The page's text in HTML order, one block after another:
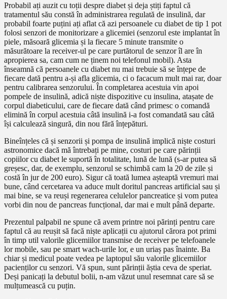
Probabil ați auzit cu toții despre diabet și deja știți faptul că
tratamentul său constă în administrarea regulată de insulină, dar
probabil foarte puțini ați aflat că azi persoanele cu diabet de tip 1 pot
folosi senzori de monitorizare a glicemiei (senzorul este implantat în
piele, măsoară glicemia și la fiecare 5 minute transmite o
măsurătoare la receiver-ul pe care purtătorul de senzor îl are în
apropierea sa, cam cum ne ținem noi telefonul mobil). Asta
înseamnă că persoanele cu diabet nu mai trebuie să se înțepe de
fiecare dată pentru a-și afla glicemia, ci o facacum mult mai rar, doar
pentru calibrarea senzorului. În completarea acestuia vin apoi
pompele de insulină, adică niște dispozitive cu insulina, atașate de
corpul diabeticului, care de fiecare dată când primesc o comandă
elimină în corpul acestuia câtă insulină i-a fost comandată sau câtă
își calculează singură, din nou fără înțepături.
Bineînțeles că și senzorii și pompa de insulină implică niște costuri
astronomice dacă mă întrebați pe mine, costuri pe care părinții
copiilor cu diabet le suportă în totalitate, lună de lună (s-ar putea să
greșesc, dar, de exemplu, senzorul se schimbă cam la 20 de zile și
costă în jur de 200 euro). Sigur că toată lumea așteaptă vremuri mai
bune, când cercetarea va aduce mult doritul pancreas artificial sau și
mai bine, se va reuși regenerarea celulelor pancreatice și vom putea
vorbi din nou de pancreas funcțional, dar mai e mult până departe.
Prezentul palpabil ne spune că avem printre noi părinți pentru care
faptul că au reușit să facă niște aplicații cu ajutorul cărora pot primi
în timp util valorile glicemiilor transmise de receiver pe telefoanele
lor mobile, sau pe smart wach-urile lor, e un uriaș pas înainte. Ba
chiar și medicul poate vedea pe laptopul său valorile glicemiilor
pacienților cu senzori. Vă spun, sunt părinții ăștia ceva de speriat.
Deși panicați la debutul bolii, n-am văzut unul resemnat care să se
mulțumească cu puțin.